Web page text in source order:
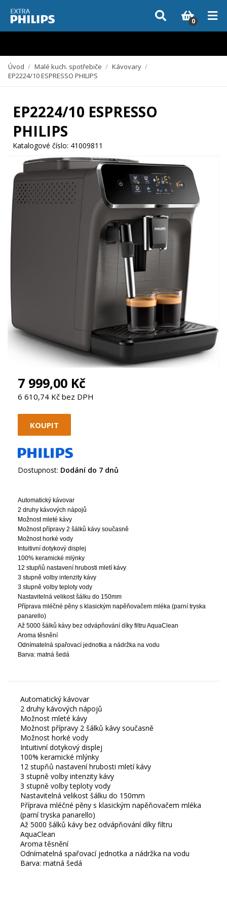
Vzhledem k aktuální situaci se může dodání dílů, které nejsou skladem,
zpozdit. Děkujeme za pochopení.
0
Úvod / Malé kuch. spotřebiče / Kávovary /
EP2224/10 ESPRESSO PHILIPS
EP2224/10 ESPRESSO
PHILIPS
Katalogové číslo: 41009811
7 999,00 Kč
6 610,74 Kč bez DPH
Dostupnost: Dodání do 7 dnů
Automatický kávovar
2 druhy kávových nápojů
Možnost mleté kávy
Možnost přípravy 2 šálků kávy současně
Možnost horké vody
Intuitivní dotykový displej
100% keramické mlýnky
12 stupňů nastavení hrubosti mletí kávy
3 stupně volby intenzity kávy
3 stupně volby teploty vody
Nastavitelná velikost šálku do 150mm
Příprava mléčné pěny s klasickým napěňovačem mléka (parní tryska
panarello)
Až 5000 šálků kávy bez odvápňování díky filtru AquaClean
Aroma těsnění
Odnímatelná spařovací jednotka a nádržka na vodu
Barva: matná šedá
Automatický kávovar
2 druhy kávových nápojů
Možnost mleté kávy
Možnost přípravy 2 šálků kávy současně
Možnost horké vody
Intuitivní dotykový displej
100% keramické mlýnky
12 stupňů nastavení hrubosti mletí kávy
3 stupně volby intenzity kávy
3 stupně volby teploty vody
Nastavitelná velikost šálku do 150mm
Příprava mléčné pěny s klasickým napěňovačem mléka
(parní tryska panarello)
Až 5000 šálků kávy bez odvápňování díky filtru
AquaClean
Aroma těsnění
Odnímatelná spařovací jednotka a nádržka na vodu
Barva: matná šedá